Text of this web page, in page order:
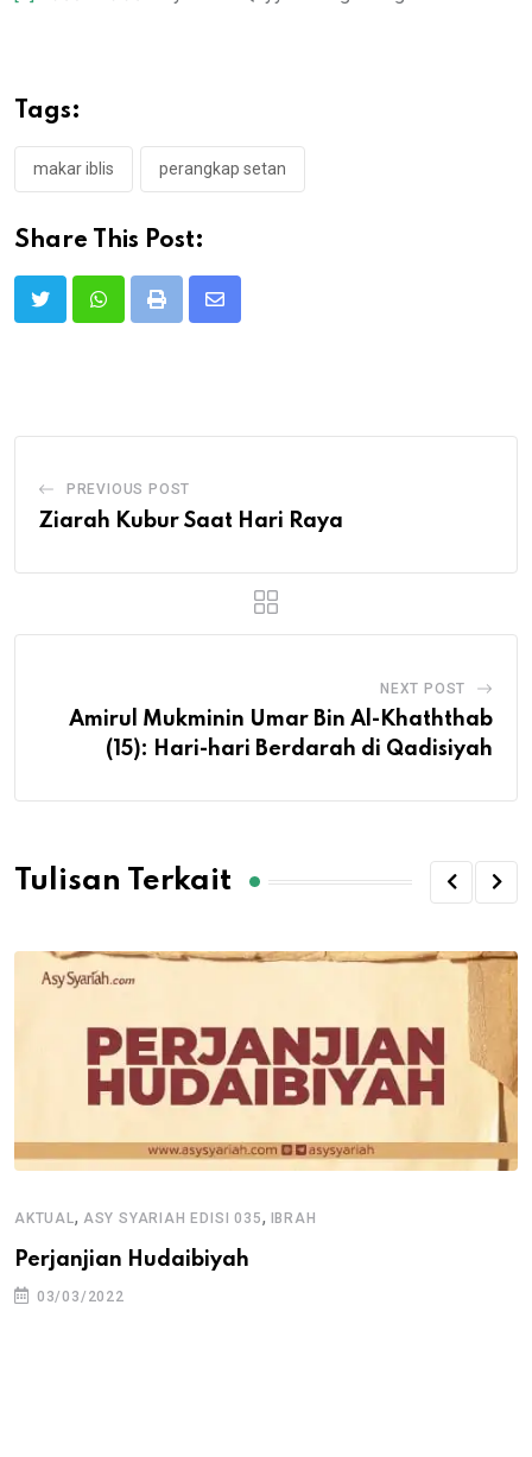
Tags:
makar iblis perangkap setan
Share This Post:
Print
Share
PREVIOUS POST
Ziarah Kubur Saat Hari Raya
NEXT POST
Amirul Mukminin Umar Bin Al-Khaththab
(15): Hari-hari Berdarah di Qadisiyah
Tulisan Terkait
AKTUAL, ASY SYARIAH EDISI 035, IBRAH
Perjanjian Hudaibiyah
03/03/2022